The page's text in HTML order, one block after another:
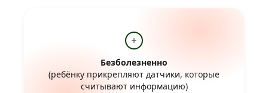
Безболезненно
(ребёнку прикрепляют датчики, которые
считывают информацию)